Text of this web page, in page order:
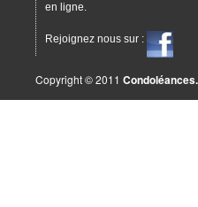
en ligne.
Rejoignez nous sur :
Copyright © 2011